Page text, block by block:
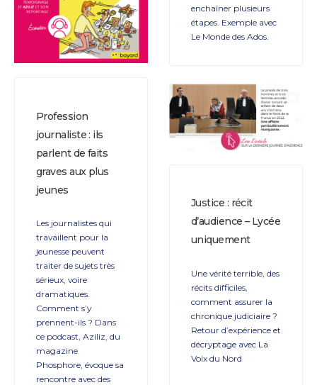
enchaîner plusieurs
étapes. Exemple avec
Le Monde des Ados.
Profession
journaliste : ils
parlent de faits
graves aux plus
jeunes
Les journalistes qui
travaillent pour la
jeunesse peuvent
traiter de sujets très
sérieux, voire
dramatiques.
Comment s’y
prennent-ils ? Dans
ce podcast, Aziliz, du
magazine
Phosphore, évoque sa
rencontre avec des
Justice : récit
d’audience – Lycée
uniquement
Une vérité terrible, des
récits difficiles,
comment assurer la
chronique judiciaire ?
Retour d’expérience et
décryptage avec La
Voix du Nord